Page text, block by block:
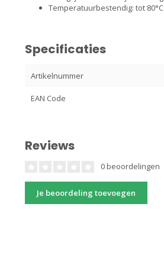
Temperatuurbestendig: tot 80°C
Specificaties
Artikelnummer
EAN Code
Reviews
0 beoordelingen
Je beoordeling toevoegen